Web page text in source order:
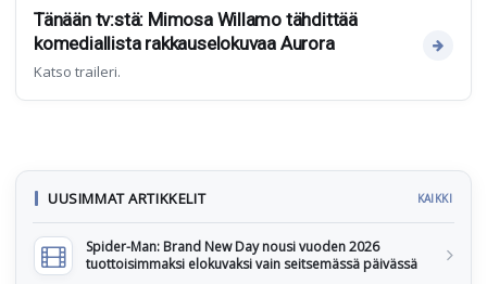
Tänään tv:stä: Mimosa Willamo tähdittää
komediallista rakkauselokuvaa Aurora
Katso traileri.
UUSIMMAT ARTIKKELIT KAIKKI
Spider-Man: Brand New Day nousi vuoden 2026
tuottoisimmaksi elokuvaksi vain seitsemässä päivässä